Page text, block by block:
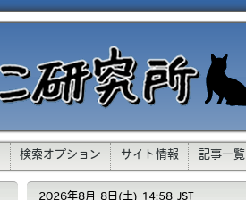
検索オプション サイト情報 記事一覧
2026年8月 8日(土) 14:58 JST